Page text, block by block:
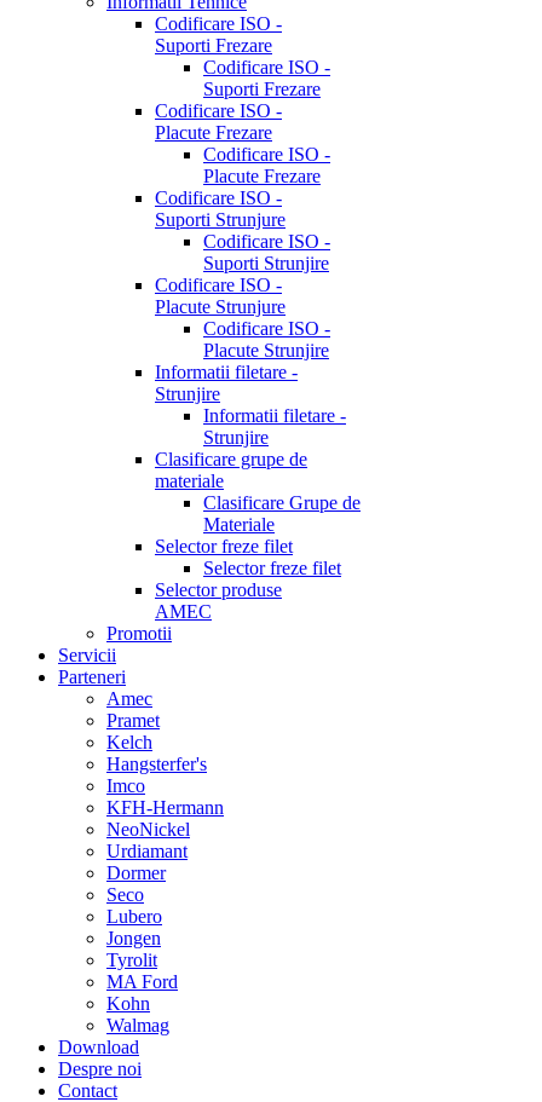
Codificare ISO -
Suporti Frezare
Codificare ISO -
Suporti Frezare
Codificare ISO -
Placute Frezare
Codificare ISO -
Placute Frezare
Codificare ISO -
Suporti Strunjure
Codificare ISO -
Suporti Strunjire
Codificare ISO -
Placute Strunjure
Codificare ISO -
Placute Strunjire
Informatii filetare -
Strunjire
Informatii filetare -
Strunjire
Clasificare grupe de
materiale
Clasificare Grupe de
Materiale
Selector freze filet
Selector freze filet
Selector produse
AMEC
Promotii
Servicii
Parteneri
Amec
Pramet
Kelch
Hangsterfer's
Imco
KFH-Hermann
NeoNickel
Urdiamant
Dormer
Seco
Lubero
Jongen
Tyrolit
MA Ford
Kohn
Walmag
Download
Despre noi
Contact